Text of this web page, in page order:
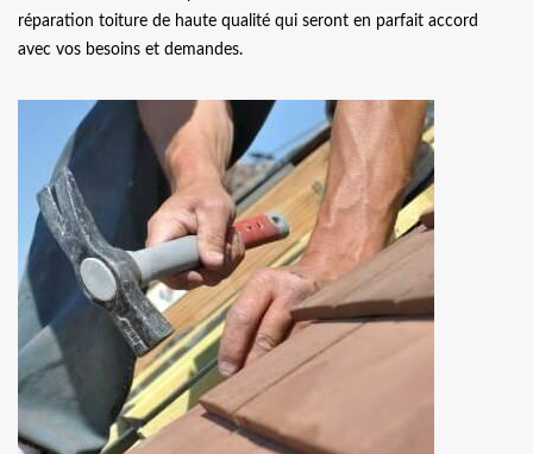
réparation toiture de haute qualité qui seront en parfait accord
avec vos besoins et demandes.